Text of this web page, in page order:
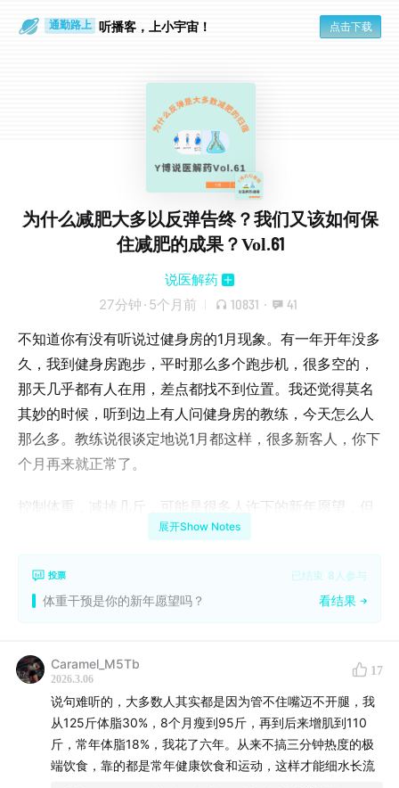
通勤路上 听播客，上小宇宙！ 点击下载
为什么减肥大多以反弹告终？我们又该如何保
住减肥的成果？Vol.61
说医解药
27分钟 · 5个月前 10831 · 41
不知道你有没有听说过健身房的1月现象。有一年开年没多
久，我到健身房跑步，平时那么多个跑步机，很多空的，
那天几乎都有人在用，差点都找不到位置。我还觉得莫名
其妙的时候，听到边上有人问健身房的教练，今天怎么人
那么多。教练说很谈定地说1月都这样，很多新客人，你下
个月再来就正常了。
控制体重，减掉几斤，可能是很多人许下的新年愿望，但
当下，26年第一季度即将迎来尾声之时，有些人或许已经
进入动摇状态了。所以，我们今天不仅是聊减肥，还会侧
重聊聊体重反弹。
这期节目，你会听到【🎙️时间轴】：
00:00 引言
肥胖是什么，什么又才是真正的减肥？
肥胖症有明确的医学定义，指人体内脂肪积累到了对健康
有负面影响的程度。但和大多数疾病不同，脂肪过度积累
展开Show Notes
投票 已结束 8 人参与
体重干预是你的新年愿望吗？ 看结果
Caramel_M5Tb
2026.3.06
17
说句难听的，大多数人其实都是因为管不住嘴迈不开腿，我
从125斤体脂30%，8个月瘦到95斤，再到后来增肌到110
斤，常年体脂18%，我花了六年。从来不搞三分钟热度的极
端饮食，靠的都是常年健康饮食和运动，这样才能细水长流